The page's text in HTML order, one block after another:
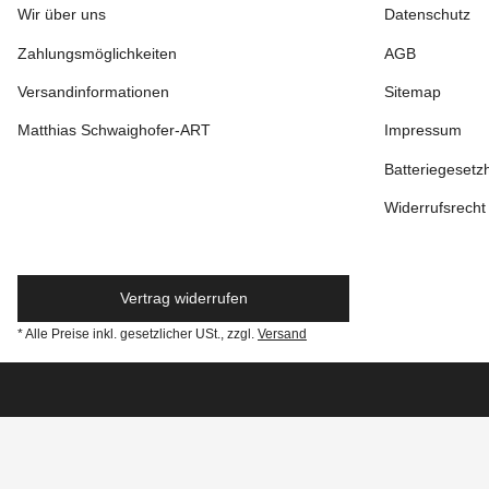
Wir über uns
Zahlungsmöglichkeiten
Versandinformationen
Matthias Schwaighofer-ART
Datenschutz
AGB
Sitemap
Impressum
Widerrufsrecht
Vertrag widerrufen
* Alle Preise inkl. gesetzlicher USt., zzgl. Versand